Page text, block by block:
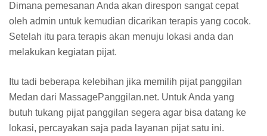
Dimana pemesanan Anda akan direspon sangat cepat
oleh admin untuk kemudian dicarikan terapis yang cocok.
Setelah itu para terapis akan menuju lokasi anda dan
melakukan kegiatan pijat.
Itu tadi beberapa kelebihan jika memilih pijat panggilan
Medan dari MassagePanggilan.net. Untuk Anda yang
butuh tukang pijat panggilan segera agar bisa datang ke
lokasi, percayakan saja pada layanan pijat satu ini.